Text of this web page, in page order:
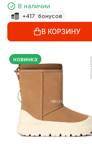
В наличии
+417 бонусов
В КОРЗИНУ
новинка